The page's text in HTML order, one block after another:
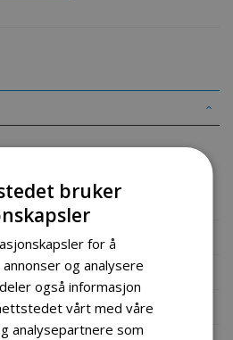
bruker
for å
og analysere
også informasjon
vårt med våre
analysepartnere som